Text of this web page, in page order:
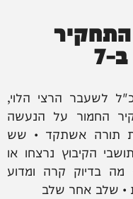
שחושף את הכשל ב-7
לשעבר הרצי הלוי,
החמור על הנעשה
תורה אשתקד • שש
הקיבוץ נרצחו או
בדיוק קרה ומדוע
• שלב אחר שלב